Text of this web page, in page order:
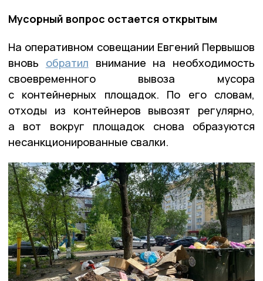
Мусорный вопрос остается открытым
На оперативном совещании Евгений Первышов
вновь обратил внимание на необходимость
своевременного вывоза мусора
с контейнерных площадок. По его словам,
отходы из контейнеров вывозят регулярно,
а вот вокруг площадок снова образуются
несанкционированные свалки.